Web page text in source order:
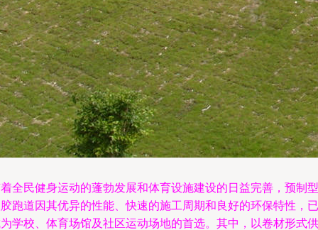
全民健身运动的蓬勃发展和体育设施建设的日益完善，预制型
跑道因其优异的性能、快速的施工周期和良好的环保特性，已
学校、体育场馆及社区运动场地的首选。其中，以卷材形式供